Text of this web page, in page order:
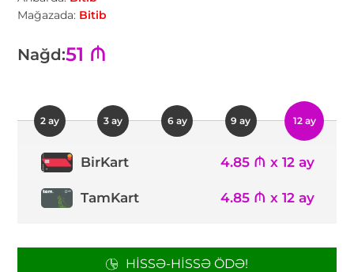
Mağazada: Bitib
Nağd:51 ₼
2 ay 3 ay 6 ay 9 ay 12 ay
BirKart 4.85 ₼ x 12 ay
TamKart 4.85 ₼ x 12 ay
HISSƏ-HISSƏ ÖDƏ!